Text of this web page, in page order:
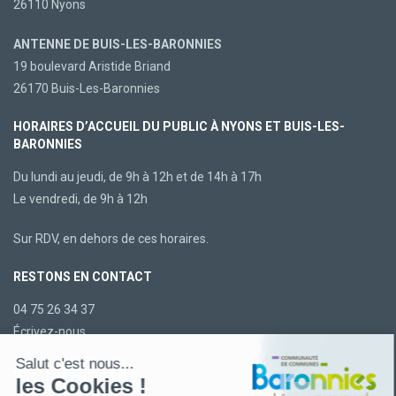
26110 Nyons
ANTENNE DE BUIS-LES-BARONNIES
19 boulevard Aristide Briand
26170 Buis-Les-Baronnies
HORAIRES D’ACCUEIL DU PUBLIC À NYONS ET BUIS-LES-
BARONNIES
Du lundi au jeudi, de 9h à 12h et de 14h à 17h
Le vendredi, de 9h à 12h
Sur RDV, en dehors de ces horaires.
RESTONS EN CONTACT
04 75 26 34 37
Écrivez-nous